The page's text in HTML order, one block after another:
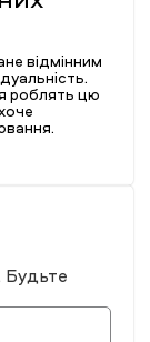
відмінним
роблять цю
Будьте